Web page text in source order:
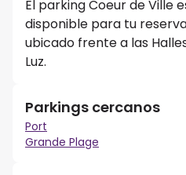
El parking Coeur de Ville
disponible para tu
ubicado frente a las
Luz.
Parkings cercanos
Port
Grande Plage